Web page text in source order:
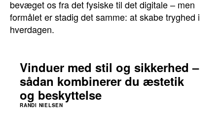
bevæget os fra det fysiske til det digitale – men
formålet er stadig det samme: at skabe tryghed i
hverdagen.
Vinduer med stil og sikkerhed –
sådan kombinerer du æstetik
og beskyttelse
RANDI NIELSEN